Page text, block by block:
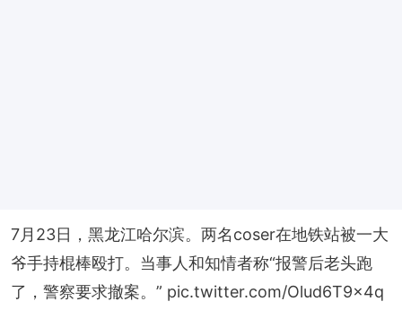
7月23日，黑龙江哈尔滨。两名coser在地铁站被一大
爷手持棍棒殴打。当事人和知情者称“报警后老头跑
了，警察要求撤案。” pic.twitter.com/Olud6T9x4q